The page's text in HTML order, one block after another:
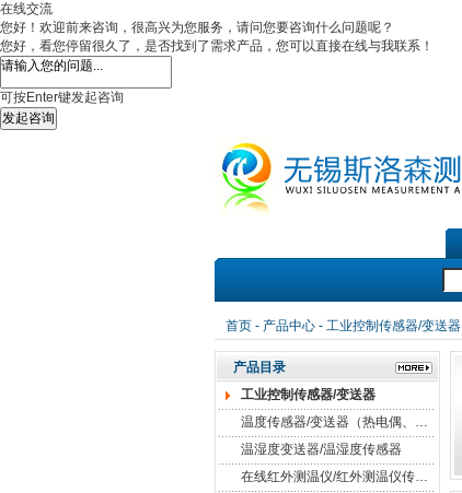
在线交流
您好！欢迎前来咨询，很高兴为您服务，请问您要咨询什么问题呢？
您好，看您停留很久了，是否找到了需求产品，您可以直接在线与我联系！
可按Enter键发起咨询
发起咨询
红外测温仪传感器，在
首页- 产品中心- 工业控制传感器/变送器
产品目录
工业控制传感器/变送器
温度传感器/变送器（热电偶、热电阻）
温湿度变送器/温湿度传感器
在线红外测温仪/红外测温仪传感器